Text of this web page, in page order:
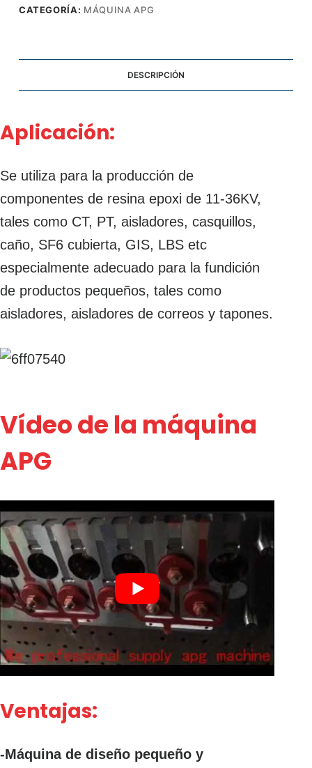
CATEGORÍA: MÁQUINA APG
DESCRIPCIÓN
Aplicación:
Se utiliza para la producción de
componentes de resina epoxi de 11-36KV,
tales como CT, PT, aisladores, casquillos,
caño, SF6 cubierta, GIS, LBS etc
especialmente adecuado para la fundición
de productos pequeños, tales como
aisladores, aisladores de correos y tapones.
Vídeo de la máquina
APG
Ventajas:
-Máquina de diseño pequeño y